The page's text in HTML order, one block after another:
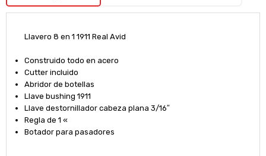
Llavero 8 en 1 1911 Real Avid
Construido todo en acero
Cutter incluido
Abridor de botellas
Llave bushing 1911
Llave destornillador cabeza plana 3/16″
Regla de 1 «
Botador para pasadores